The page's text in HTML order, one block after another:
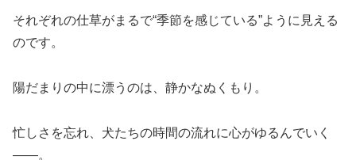
それぞれの仕草がまるで“季節を感じている”ように見える
のです。
陽だまりの中に漂うのは、静かなぬくもり。
忙しさを忘れ、犬たちの時間の流れに心がゆるんでいく
――。